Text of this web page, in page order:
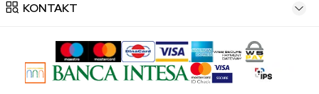
KONTAKT